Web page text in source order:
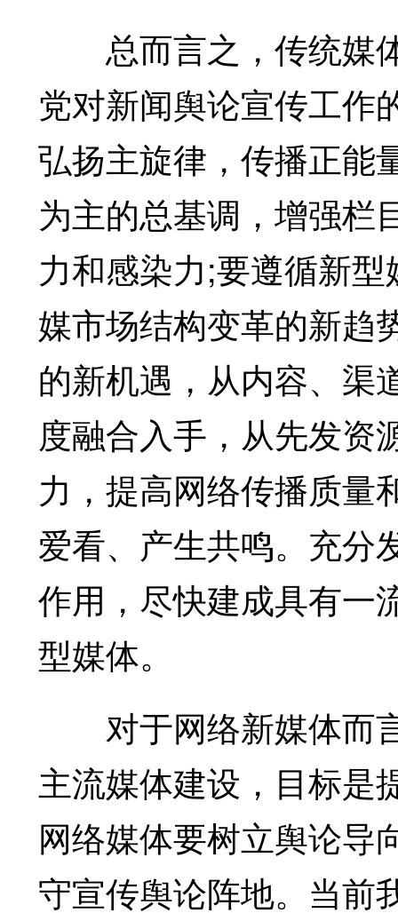
总而言之，传统媒
党对新闻舆论宣传工作
弘扬主旋律，传播正能
为主的总基调，增强栏
力和感染力;要遵循新
媒市场结构变革的新趋
的新机遇，从内容、渠
度融合入手，从先发资
力，提高网络传播质量
爱看、产生共鸣。充分
作用，尽快建成具有一
型媒体。
对于网络新媒体而
主流媒体建设，目标是
网络媒体要树立舆论导
守宣传舆论阵地。当前